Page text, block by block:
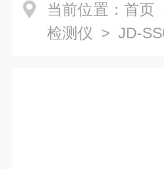
当前位置： 首页
检测仪 > JD-